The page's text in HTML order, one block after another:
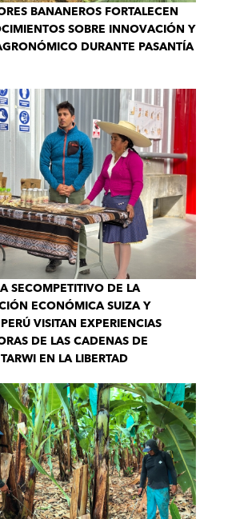
BANANEROS FORTALECEN
SOBRE INNOVACIÓN Y
DURANTE PASANTÍA
SECOMPETITIVO DE LA
ECONÓMICA SUIZA Y
PERÚ VISITAN EXPERIENCIAS
DE LAS CADENAS DE
EN LA LIBERTAD